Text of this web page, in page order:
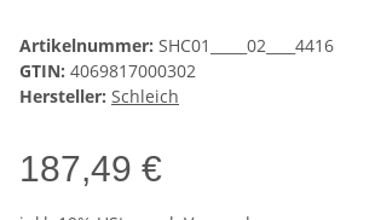
Artikelnummer: SHC01_____02____4416
GTIN: 4069817000302
Hersteller: Schleich
187,49 €